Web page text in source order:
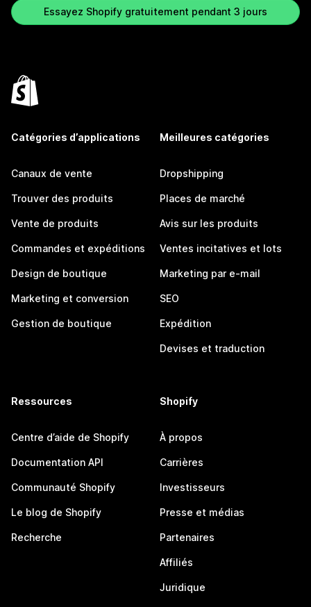
Essayez Shopify gratuitement pendant 3 jours
Catégories d’applications
Canaux de vente
Trouver des produits
Vente de produits
Commandes et expéditions
Design de boutique
Marketing et conversion
Gestion de boutique
Meilleures catégories
Dropshipping
Places de marché
Avis sur les produits
Ventes incitatives et lots
Marketing par e-mail
SEO
Expédition
Devises et traduction
Ressources
Centre d’aide de Shopify
Documentation API
Communauté Shopify
Le blog de Shopify
Recherche
Shopify
À propos
Carrières
Investisseurs
Presse et médias
Partenaires
Affiliés
Juridique